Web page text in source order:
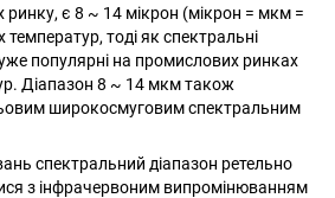
ринку, є 8 ~ 14 мікрон (мікрон = мкм =
тоді як спектральні
популярні на промислових ринках
Діапазон 8 ~ 14 мкм також
широкосмуговим спектральним
спектральний діапазон ретельно
з інфрачервоним випромінюванням